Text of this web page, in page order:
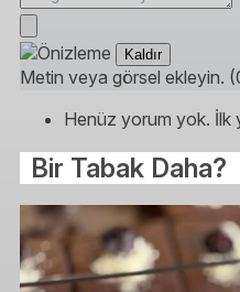
Kaldır
Metin veya görsel ekleyin.
Henüz yorum yok. İlk
Bir Tabak Daha?